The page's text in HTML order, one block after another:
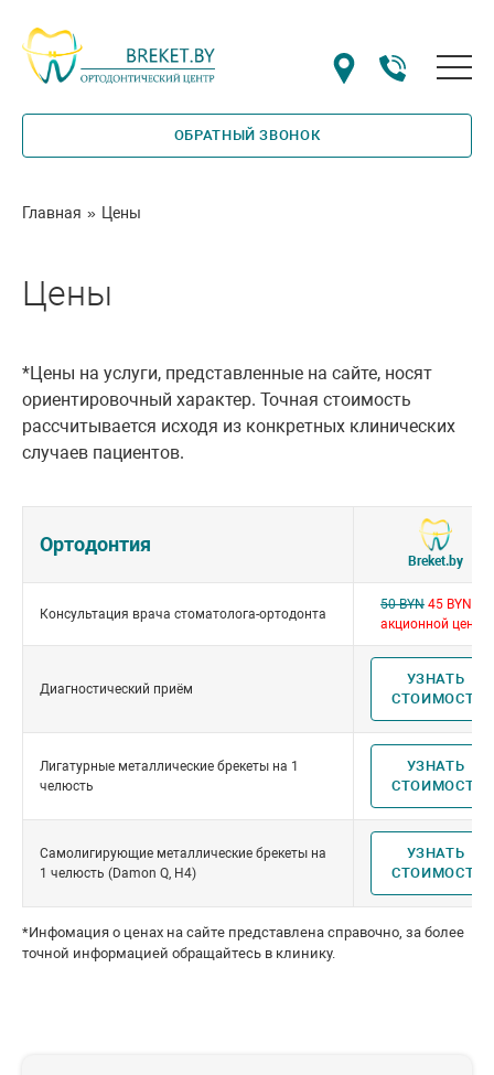
ОБРАТНЫЙ ЗВОНОК
Главная » Цены
Цены
*Цены на услуги, представленные на сайте, носят
ориентировочный характер. Точная стоимость
рассчитывается исходя из конкретных клинических
случаев пациентов.
Ортодонтия
Breket.by
Консультация врача стоматолога-ортодонта
50 BYN 45 BYN по
акционной цене!!!
Диагностический приём
УЗНАТЬ
СТОИМОСТЬ
Лигатурные металлические брекеты на 1
челюсть
УЗНАТЬ
СТОИМОСТЬ
Самолигирующие металлические брекеты на
1 челюсть (Damon Q, H4)
УЗНАТЬ
СТОИМОСТЬ
*Инфомация о ценах на сайте представлена справочно, за более
точной информацией обращайтесь в клинику.